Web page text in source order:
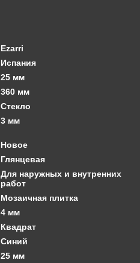
Ezarri
Испания
25 мм
360 мм
Стекло
3 мм
Новое
Глянцевая
Для наружных и внутренних
работ
Мозаичная плитка
4 мм
Квадрат
Синий
25 мм